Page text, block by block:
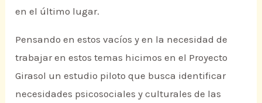
en el último lugar.
Pensando en estos vacíos y en la necesidad de
trabajar en estos temas hicimos en el Proyecto
Girasol un estudio piloto que busca identificar
necesidades psicosociales y culturales de las